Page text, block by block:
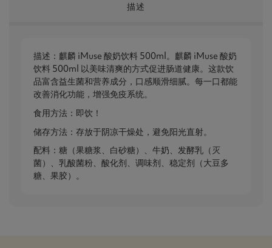
描述
描述：麒麟 iMuse 酸奶饮料 500ml。麒麟 iMuse 酸奶
饮料 500ml 以美味清爽的方式促进肠道健康。这款饮
品富含益生菌和营养成分，口感顺滑细腻。每一口都能
改善消化功能，增强免疫系统。
食用方法：即饮！
储存方法：存放于阴凉干燥处，避免阳光直射。
配料：糖（果糖浆、白砂糖）、牛奶、发酵乳（灭
菌）、乳酸菌粉、酸化剂、调味剂、稳定剂（大豆多
糖、果胶）。